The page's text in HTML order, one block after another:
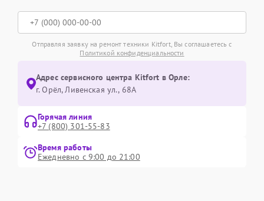
Отправляя заявку на ремонт техники Kitfort, Вы соглашаетесь с
Политикой конфиденциальности
Адрес сервисного центра Kitfort в Орле:
г. Орёл, Ливенская ул., 68А
Горячая линия
+7 (800) 301-55-83
Время работы
Ежедневно с 9:00 до 21:00